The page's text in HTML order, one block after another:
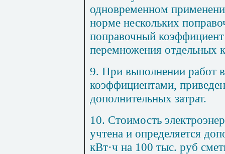
одновременном
норме нескольких
поправочный
перемножения отдельных
9. При выполнении работ
коэффициентами, приве
дополнительных затрат.
10. Стоимость
учтена и определяется
кВт·ч на 100 тыс. руб